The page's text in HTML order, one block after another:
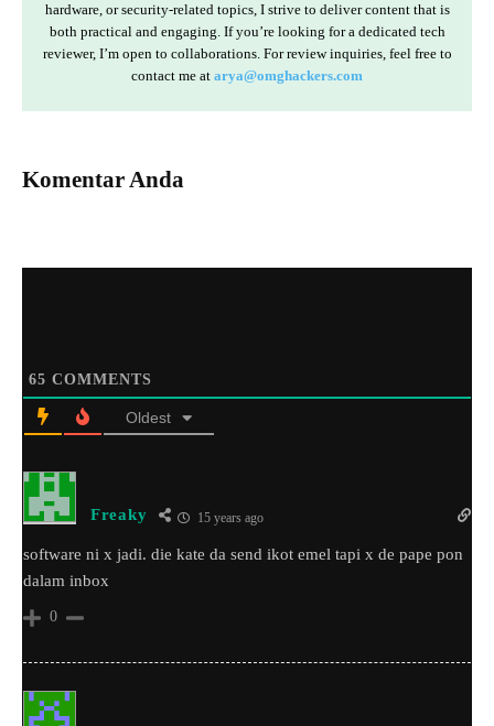
hardware, or security-related topics, I strive to deliver content that is
both practical and engaging. If you’re looking for a dedicated tech
reviewer, I’m open to collaborations. For review inquiries, feel free to
contact me at arya@omghackers.com
Komentar Anda
65 COMMENTS
Oldest
Freaky 15 years ago
software ni x jadi. die kate da send ikot emel tapi x de pape pon
dalam inbox
0